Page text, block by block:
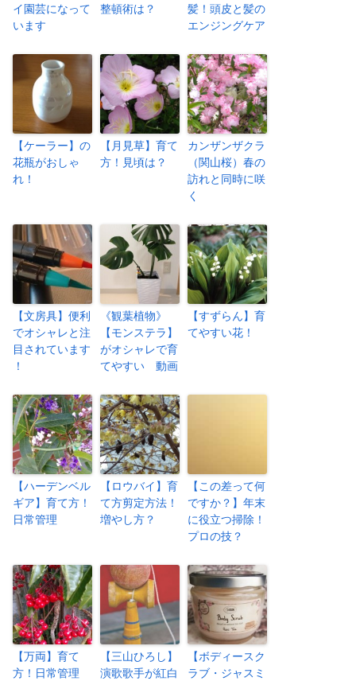
イ園芸になって
います
整頓術は？
髪！頭皮と髪の
エンジングケア
【ケーラー】の
花瓶がおしゃ
れ！
【月見草】育て
方！見頃は？
カンザンザクラ
（関山桜）春の
訪れと同時に咲
く
【文房具】便利
でオシャレと注
目されています
！
《観葉植物》
【モンステラ】
がオシャレで育
てやすい 動画
【すずらん】育
てやすい花！
【ハーデンベル
ギア】育て方！
日常管理
【ロウバイ】育
て方剪定方法！
増やし方？
【この差って何
ですか？】年末
に役立つ掃除！
プロの技？
【万両】育て
方！日常管理
【三山ひろし】
演歌歌手が紅白
【ボディースク
ラブ・ジャスミ